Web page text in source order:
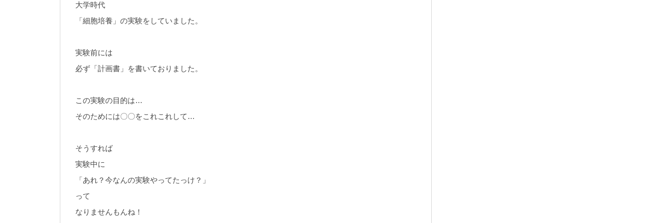
大学時代
「細胞培養」の実験をしていました。
実験前には
必ず「計画書」を書いておりました。
この実験の目的は…
そのためには〇〇をこれこれして…
そうすれば
実験中に
「あれ？今なんの実験やってたっけ？」
って
なりませんもんね！